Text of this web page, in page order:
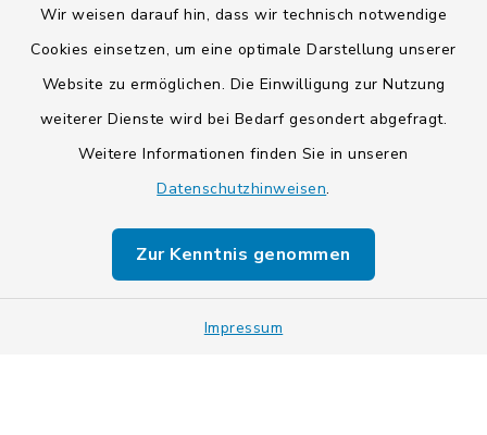
Wir weisen darauf hin, dass wir technisch notwendige
Cookies einsetzen, um eine optimale Darstellung unserer
Website zu ermöglichen. Die Einwilligung zur Nutzung
weiterer Dienste wird bei Bedarf gesondert abgefragt.
Weitere Informationen finden Sie in unseren
Datenschutzhinweisen.
Zur Kenntnis genommen
Impressum
Kontakt
Datenschutz
Impressum